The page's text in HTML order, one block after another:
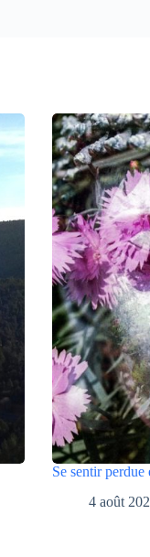
Se sentir
4 août